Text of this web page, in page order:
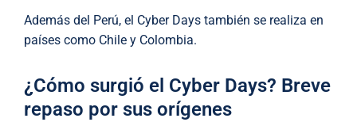
Además del Perú, el Cyber Days también se realiza en
países como Chile y Colombia.
¿Cómo surgió el Cyber Days? Breve
repaso por sus orígenes